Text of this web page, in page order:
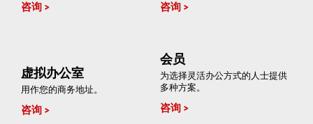
咨询 咨询
虚拟办公室
用作您的商务地址。
咨询
会员
为选择灵活办公方式的人士提供
多种方案。
咨询